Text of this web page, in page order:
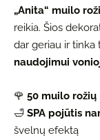
„Anita“ muilo
reikia. Šios
dar geriau ir tinka
naudojimui
🌹 50 muilo rožių
🛁 SPA pojūtis
švelnų efektą